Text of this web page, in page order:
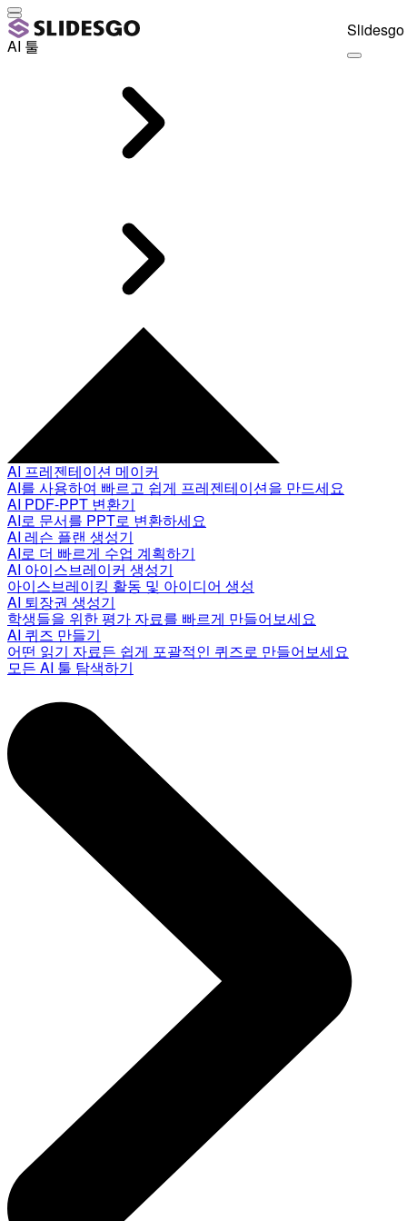
AI 툴
AI 프레젠테이션 메이커
AI를 사용하여 빠르고 쉽게 프레젠테이션을 만드세요
AI PDF-PPT 변환기
AI로 문서를 PPT로 변환하세요
AI 레슨 플랜 생성기
AI로 더 빠르게 수업 계획하기
AI 아이스브레이커 생성기
아이스브레이킹 활동 및 아이디어 생성
AI 퇴장권 생성기
학생들을 위한 평가 자료를 빠르게 만들어보세요
AI 퀴즈 만들기
어떤 읽기 자료든 쉽게 포괄적인 퀴즈로 만들어보세요
모든 AI 툴 탐색하기